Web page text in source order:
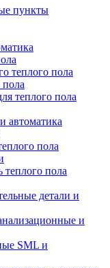
пункты
теплого пола
теплого пола
автоматика
пола
теплого пола
детали и
и
SML и